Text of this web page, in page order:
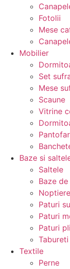
Fotolii
Mese
Mobilier
Set
Mese
Scaune
Vitrine
Baze si
Saltele
Baze
Noptiere
Paturi
Paturi
Paturi
Tabureti
Textile
Perne